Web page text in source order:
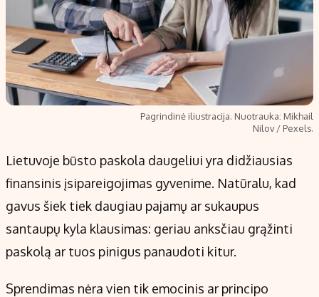
Pagrindinė iliustracija. Nuotrauka: Mikhail
Nilov / Pexels.
Lietuvoje būsto paskola daugeliui yra didžiausias
finansinis įsipareigojimas gyvenime. Natūralu, kad
gavus šiek tiek daugiau pajamų ar sukaupus
santaupų kyla klausimas: geriau anksčiau grąžinti
paskolą ar tuos pinigus panaudoti kitur.
Sprendimas nėra vien tik emocinis ar principo